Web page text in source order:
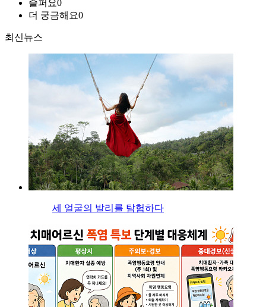
슬퍼요0
더 궁금해요0
최신뉴스
세 얼굴의 발리를 탐험하다